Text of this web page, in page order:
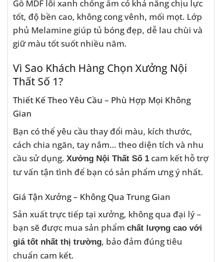
Gỗ MDF lõi xanh chống ẩm có khả năng chịu lực
tốt, độ bền cao, không cong vênh, mối mọt. Lớp
phủ Melamine giúp tủ bóng đẹp, dễ lau chùi và
giữ màu tốt suốt nhiều năm.
Vì Sao Khách Hàng Chọn Xưởng Nội
Thất Số 1?
Thiết Kế Theo Yêu Cầu – Phù Hợp Mọi Không
Gian
Bạn có thể yêu cầu thay đổi màu, kích thước,
cách chia ngăn, tay nắm… theo diện tích và nhu
cầu sử dụng. Xưởng Nội Thất Số 1 cam kết hỗ trợ
tư vấn tận tình để bạn có sản phẩm ưng ý nhất.
Giá Tận Xưởng – Không Qua Trung Gian
Sản xuất trực tiếp tại xưởng, không qua đại lý –
bạn sẽ được mua sản phẩm chất lượng cao với
giá tốt nhất thị trường, bảo đảm đúng tiêu
chuẩn cam kết.